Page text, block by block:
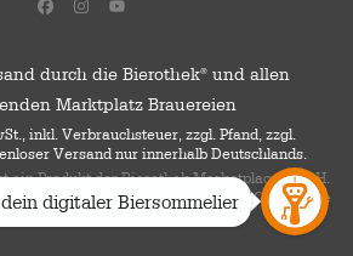
durch die Bierothek® und allen
Marktplatz Brauereien
inkl. Verbrauchsteuer, zzgl. Pfand, zzgl.
Versand nur innerhalb Deutschlands.
ein Produkt der Bierothek Marketplace GmbH.
Marke der Bierothek Group GmbH. Alle
Rechte vorbehalten.